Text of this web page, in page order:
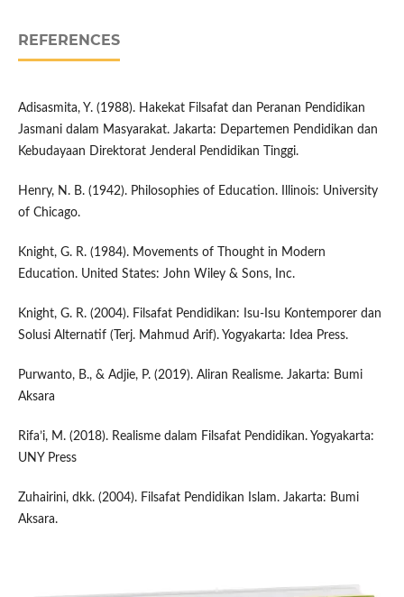
REFERENCES
Adisasmita, Y. (1988). Hakekat Filsafat dan Peranan Pendidikan
Jasmani dalam Masyarakat. Jakarta: Departemen Pendidikan dan
Kebudayaan Direktorat Jenderal Pendidikan Tinggi.
Henry, N. B. (1942). Philosophies of Education. Illinois: University
of Chicago.
Knight, G. R. (1984). Movements of Thought in Modern
Education. United States: John Wiley & Sons, Inc.
Knight, G. R. (2004). Filsafat Pendidikan: Isu-Isu Kontemporer dan
Solusi Alternatif (Terj. Mahmud Arif). Yogyakarta: Idea Press.
Purwanto, B., & Adjie, P. (2019). Aliran Realisme. Jakarta: Bumi
Aksara
Rifa’i, M. (2018). Realisme dalam Filsafat Pendidikan. Yogyakarta:
UNY Press
Zuhairini, dkk. (2004). Filsafat Pendidikan Islam. Jakarta: Bumi
Aksara.